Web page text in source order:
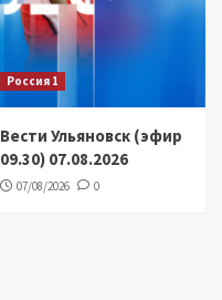
Россия 1
Вести Ульяновск (эфир
09.30) 07.08.2026
07/08/2026 0